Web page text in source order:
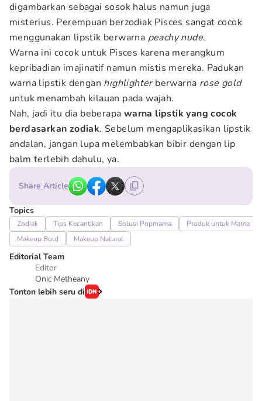
digambarkan sebagai sosok halus namun juga
misterius. Perempuan berzodiak Pisces sangat cocok
menggunakan lipstik berwarna peachy nude.
Warna ini cocok untuk Pisces karena merangkum
kepribadian imajinatif namun mistis mereka. Padukan
warna lipstik dengan highlighterberwarna rose gold
untuk menambah kilauan pada wajah.
Nah, jadi itu dia beberapa warna lipstik yang cocok
berdasarkan zodiak. Sebelum mengaplikasikan lipstik
andalan, jangan lupa melembabkan bibir dengan lip
balm terlebih dahulu, ya.
Share Article
Topics
Zodiak Tips Kecantikan Solusi Popmama
Produk untuk Mama
Makeup Bold
Makeup Natural
Editorial Team
Editor
Onic Metheany
Tonton lebih seru di